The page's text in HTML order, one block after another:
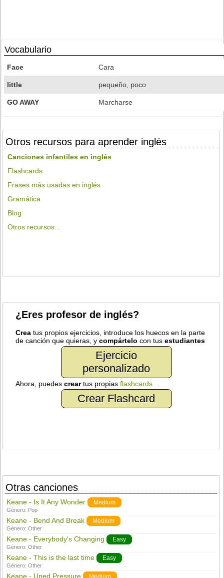
Vocabulario
Face Cara
little pequeño, poco
GO AWAY Marcharse
Otros recursos para aprender inglés
Canciones infantiles en inglés
Flashcards
Frases más usadas en inglés
Gramática
Blog
Otros recursos...
¿Eres profesor de inglés?
Crea tus propios ejercicios, introduce los huecos en la parte
de canción que quieras, ycompártelo con tusestudiantes
Ejercicio
personalizado
Ahora, puedescreartus propiasflashcards
Crear Flashcard
Otras canciones
Keane - Is It Any Wonder Medium
Género: Pop
Keane - Bend And Break Medium
Género:Other
Keane - Everybody's Changing Easy
Género:Other
Keane - This is the last time Easy
Género:Other
Keane - Uned Pressure Medium